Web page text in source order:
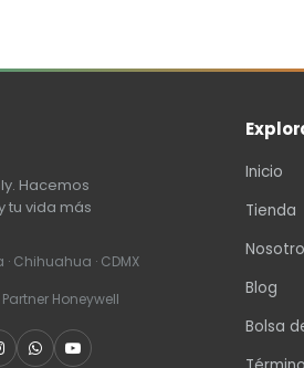
Hacemos
tu vida más
· Chihuahua · CDMX
Honeywell
Inicio
Tienda
Blog
Bolsa